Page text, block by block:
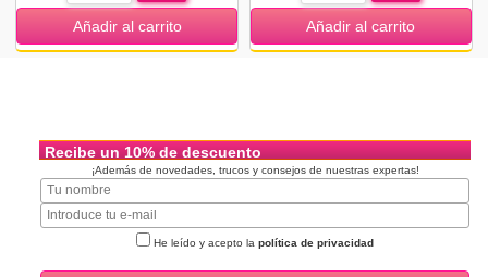
Añadir al carrito Añadir al carrito
Recibe un 10% de descuento
¡Además de novedades, trucos y consejos de nuestras expertas!
He leído y acepto la política de privacidad